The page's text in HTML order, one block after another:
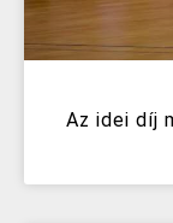
Az idei díj